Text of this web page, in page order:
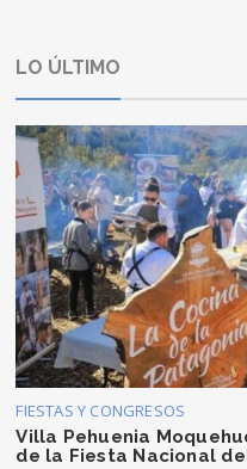
LO ÚLTIMO
FIESTAS Y CONGRESOS
Villa Pehuenia
de la Fiesta Nacional